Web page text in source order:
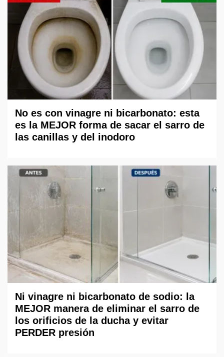
No es con vinagre ni bicarbonato: esta
es la MEJOR forma de sacar el sarro de
las canillas y del inodoro
Ni vinagre ni bicarbonato de sodio: la
MEJOR manera de eliminar el sarro de
los orificios de la ducha y evitar
PERDER presión